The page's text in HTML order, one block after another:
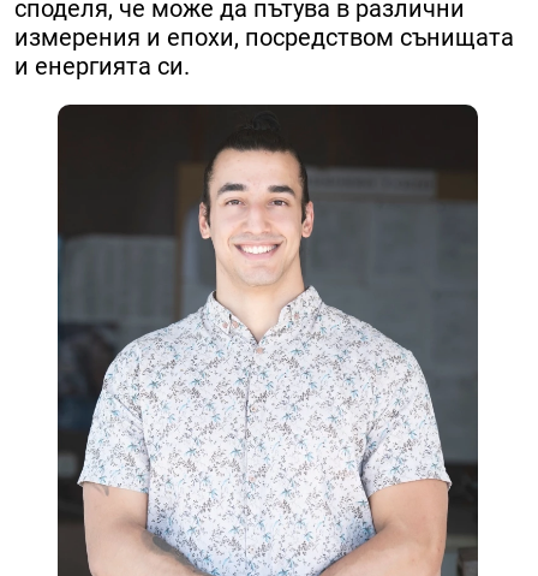
споделя, че може да пътува в различни
измерения и епохи, посредством сънищата
и енергията си.